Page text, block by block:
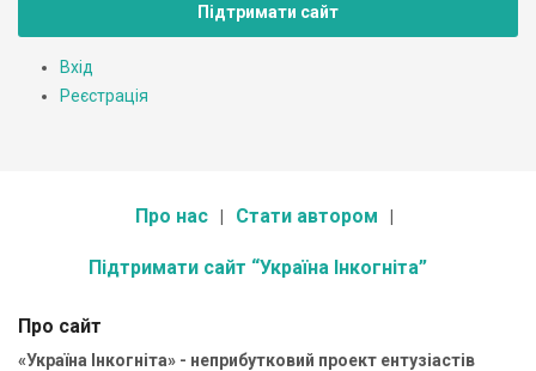
Підтримати сайт
Вхід
Реєстрація
Про нас Стати автором
Підтримати сайт “Україна Інкогніта”
Про сайт
«Україна Інкогніта» - неприбутковий проект ентузіастів